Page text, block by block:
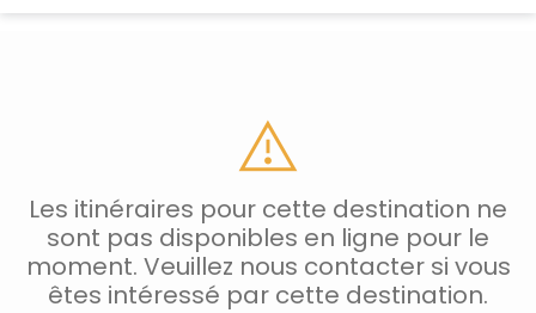
Les itinéraires pour cette destination ne
sont pas disponibles en ligne pour le
moment. Veuillez nous contacter si vous
êtes intéressé par cette destination.